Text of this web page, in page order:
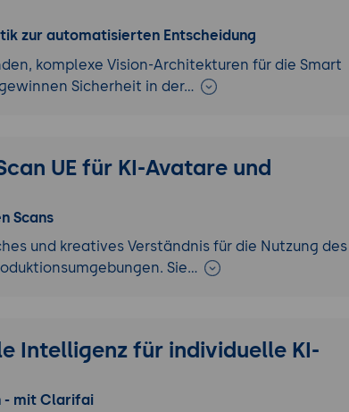
zur automatisierten Entscheidung
komplexe Vision-Architekturen für die Smart
Sicherheit in der…
UE für KI-Avatare und
Scans
und kreatives Verständnis für die Nutzung des
Sie…
Intelligenz für individuelle KI-
- mit Clarifai